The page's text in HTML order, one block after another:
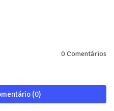
0 Comentários
(0)